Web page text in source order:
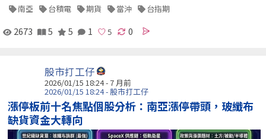
南亞 台積電 期貨 當沖 台指期
2673 5 5 1 0
股市打工仔
2026/01/15 18:24 - 7 月前
2026/01/15 18:24 - 股市打工仔
漲停板前十名焦點個股分析：南亞漲停帶頭，玻纖布
缺貨資金大轉向